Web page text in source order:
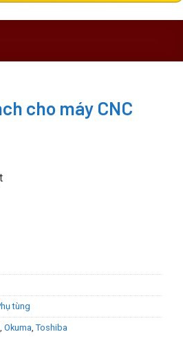
cho máy CNC
tùng
Okuma Toshiba